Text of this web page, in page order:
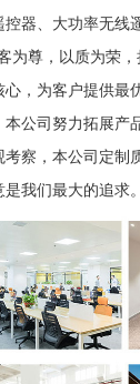
器、大功率无线
为尊，以质为荣
，为客户提供最
公司努力拓展产
察，本公司定制
我们最大的追求。